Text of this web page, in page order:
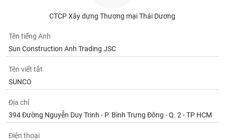
CTCP Xây dựng Thương mại Thái Dương
Tên tiếng Anh
Sun Construction Anh Trading JSC
Tên viết tắt
SUNCO
Địa chỉ
394 Đường Nguyễn Duy Trinh - P. Bình Trưng Đông - Q. 2 - TP HCM
Điện thoại
khoán
(-)
Lãnh
(-)
Tất cả Người nội bộ Người liên quan Cổ đông lớn